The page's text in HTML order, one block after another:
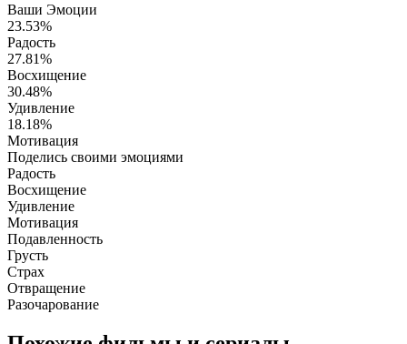
Ваши Эмоции
23.53%
Радость
27.81%
Восхищение
30.48%
Удивление
18.18%
Мотивация
Поделись своими эмоциями
Радость
Восхищение
Удивление
Мотивация
Подавленность
Грусть
Страх
Отвращение
Разочарование